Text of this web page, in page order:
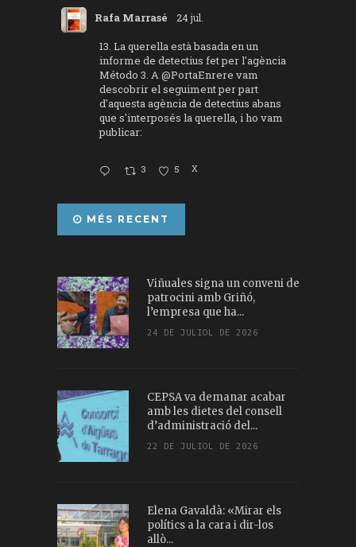
Rafa Marrasé 24 jul.
13. La querella està basada en un
informe de detectius fet per l'agència
Método 3. A@PortaEnrere vam
descobrir el seguiment per part
d'aquesta agència de detectius abans
que s'interposés la querella, i ho vam
publicar:
3 5 X
MÉS RECENT
Viñuales signa un conveni de
patrocini amb Griñó,
l’empresa que ha...
24 DE JULIOL DE 2026
CEPSA va demanar acabar
amb les dietes del consell
d’administració del...
22 DE JULIOL DE 2026
Elena Gavaldà: «Mirar els
polítics a la cara i dir-los
allò...